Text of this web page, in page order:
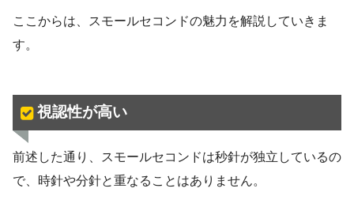
ここからは、スモールセコンドの魅力を解説していきま
す。
視認性が高い
前述した通り、スモールセコンドは秒針が独立しているの
で、時針や分針と重なることはありません。